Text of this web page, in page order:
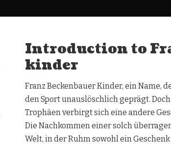
Introduction to
kinder
Franz Beckenbauer Kinder, ein Name,
den Sport unauslöschlich geprägt.
Trophäen verbirgt sich eine andere
Die Nachkommen einer solch
Welt, in der Ruhm sowohl ein